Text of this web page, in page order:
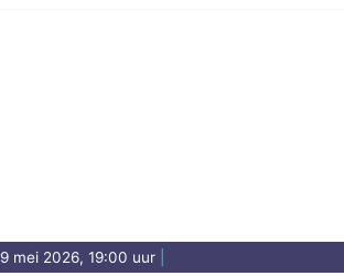
9 mei 2026, 19:00 uur